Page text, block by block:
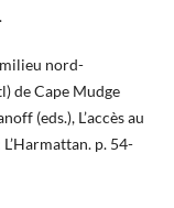
milieu nord-
de Cape Mudge
(eds.), L’accès au
p. 54-